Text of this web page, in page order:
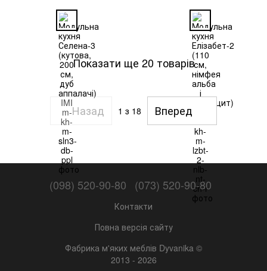
Показати ще 20 товарів
Назад 1 з 18 Вперед
(098) 520-90-80 (073) 520-90-80
Контакти
Повна версія сайту
Фабрика м'яких меблів Dyvanika ©
2013 - 2026